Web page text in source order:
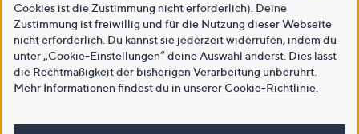
Cookies ist die Zustimmung nicht erforderlich). Deine
Zustimmung ist freiwillig und für die Nutzung dieser Webseite
nicht erforderlich. Du kannst sie jederzeit widerrufen, indem du
unter „Cookie-Einstellungen“ deine Auswahl änderst. Dies lässt
die Rechtmäßigkeit der bisherigen Verarbeitung unberührt.
Mehr Informationen findest du in unsererCookie-Richtlinie